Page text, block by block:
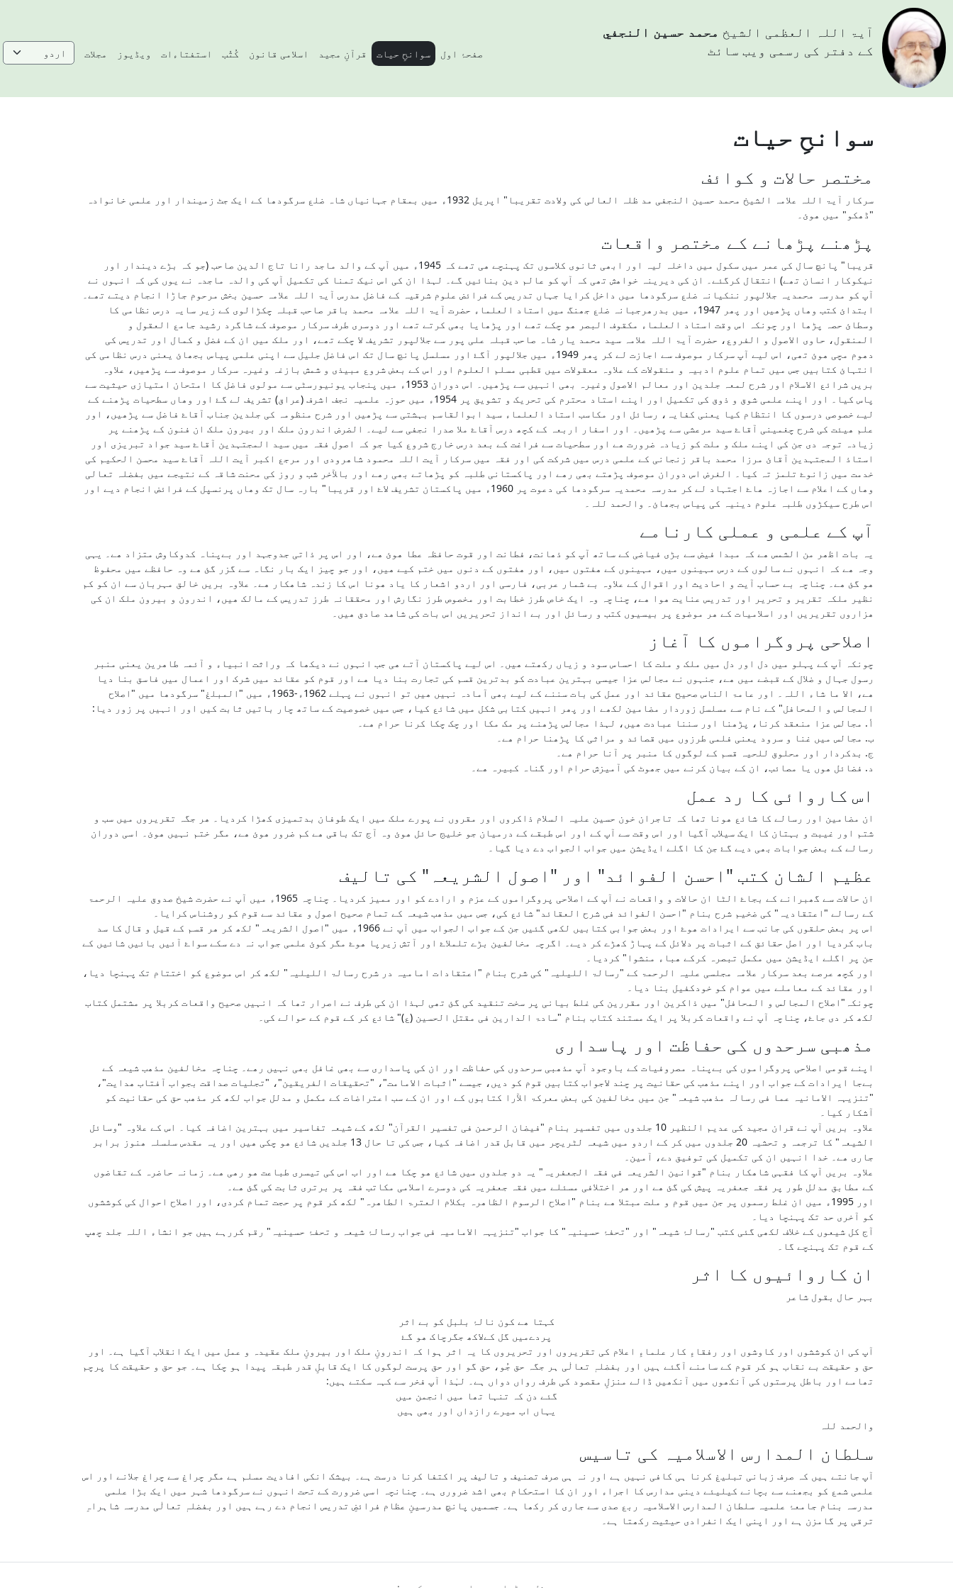
آيۃ اللہ العظمی الشيخ محمد حسین النجفي
کے دفتر کی رسمی ویب سائٹ
صفحۂ اول سوانحِ حیات قرآنِ مجید اسلامی قانون کُتُب استفتاءات ویڈیوز مجلات
سوانحِ حیات
مختصر حالات و کوائف
سرکار آیۃ اللہ علامہ الشیخ محمد حسین النجفی مد ظلہ العالی کی ولادت تقریبا" اپریل 1932ء میں بمقام جہانیاں شاہ ضلع سرگودھا کے ایک جٹ زمیندار اور علمی خانوادہ
"ڈھکو" میں ھوئ۔
پڑھنے پڑھانے کے مختصر واقعات
قریبا" پانچ سال کی عمر میں سکول میں داخلہ لیہ اور ابھی ثانوی کلاسوں تک پہنچے ھی تھے کہ 1945ء میں آپ کے والد ماجد رانا تاج الدین صاحب (جو کہ بڑے دیندار اور
نیکوکار انسان تھے) انتقال کرگئے۔ ان کی دیرینہ خواھش تھی کہ آپ کو عالم دین بنائیں گے۔ لہذا ان کی اس نیک تمنا کی تکمیل آپ کی والدہ ماجدہ نے یوں کی کہ انہوں نے
آپ کو مدرسہ محمدیہ جلالپور ننکیانہ ضلع سرگودھا میں داخل کرایا جہاں تدریس کے فرائض علوم شرقیہ کے فاضل مدرس آيۃ اللہ علامہ حسین بخش مرحوم جاڑا انجام دیتے تھے۔
ابتدائ کتب وھاں پڑھیں اور پھر 1947ء میں بدرھرجبانہ ضلع جھنگ میں استاد العلماء حضرت آیۃ اللہ علامہ محمد باقر صاحب قبلہ چکڑالوی کے زیر سایہ درس نظامی کا
وسطائ حصہ پڑھا اور چونکہ اس وقت استاد العلماء مکقوف البصر ھو چکے تھے اور پڑھایا بھی کرتے تھے اور دوسری طرف سرکار موصوف کے شاگرد رشید جامع العقول و
المنقول، حاوی الاصول و الفروع، حضرت آيۃ اللہ علامہ سید محمد یار شاہ صاحب قبلہ علی پور سے جلالپور تشریف لا چکے تھے، اور ملک میں ان کے فضل و کمال اور تدریس کی
دھوم مچی ھوئ تھی، اس لیے آپ سرکار موصوف سے اجازت لے کر پھر 1949ء میں جلالپور آگۓ اور مسلسل پانچ سال تک اس فاضل جلیل سے اپنی علمی پیاس بجھائ یعنی درس نظامی کی
انتہائ کتابیں جس میں تمام علوم ادبیہ و منقولات کے علاوہ معقولات میں قطبی مسلم العلوم اور اس کے بعض شروع مبیذی و شمش بازغہ وغیرہ سرکار موصوف سے پڑھیں، علاوہ
بریں شرائع الاسلام اور شرح لمعہ جلدین اور معالم الاصول وغیرہ بھی انہیں سے پڑھیں۔ اس دوران 1953ء میں پنجاب یونیورسٹی سے مولوی فاضل کا امتحان امتیازی حیثیت سے
پاس کیا۔ اور اپنے علمی شوق و ذوق کی تکمیل اور اپنے استاد محترم کی تحریک و تشویق پر 1954ء میں حوزہ علمیہ نجف اشرف (عراق) تشریف لے گۓ اور وھاں سطحیات پڑھنے کے
لیے خصوصی درسوں کا انتظام کیا یعنی کفایہ، رسائل اور مکاسب استاد العلماء سید ابوالقاسم بہشتی سے پڑھیں اور شرح منظومہ کی جلدین جناب آقاۓ فاضل سے پڑھیں، اور
علم ھیئت کی شرح چغمینی آقاۓ سید مرعشی سے پڑھیں۔ اور اسفار اربعہ کے کچھ درس آقاۓ ملا صدرا نجفی سے لیے۔ الضرض اندرون ملک اور بیرون ملک ان فنون کے پڑھنے پر
زیادہ توجہ دی جن کی اپنے ملک و ملت کو زیادہ ضرورت ھے اور سطحیات سے فراغت کے بعد درس خارج شروع کیا جو کہ اصول فقہ میں سید المجتہدین آقاۓ سید جواد تبریزی اور
استاذ المجتہدین آقائ مرزا محمد باقر زنجانی کے علمی درس میں شرکت کی اور فقہ میں سرکار آیت اللہ محمود شاھرودی اور مرجع اکبر آیت اللہ آقاۓ سید محسن الحکیم کی
خدمت میں زانوۓ تلمز تہ کیا۔ الغرض اس دوران موصوف پڑھتے بھی رھے اور پاکستانی طلبہ کو پڑھاتے بھی رھے اور بالآخر شب و روز کی محنت شاقہ کے نتیجے میں بفضلہ تعالی
وھاں کے اعلام سے اجازہ ھاۓ اجتہاد لے کر مدرسہ محمدیہ سرگودھا کی دعوت پر 1960ء میں پاکستان تشریف لاۓ اور قریبا" بارہ سال تک وھاں پرنسپل کے فرائض انجام دیے اور
اس طرح سیکڑوں طلبہ علوم دینیہ کی پیاس بجھائ۔ والحمد للہ۔
آپ کے علمی و عملی کارنامے
یہ بات اظھر من الشمس ھے کہ مبدا فیض سے بڑی فیاضی کے ساتھ آپ کو ذھانت، فطانت اور قوت حافظہ عطا ھوئ ھے، اور اس پر ذاتی جدوجہد اور بےپناہ کدوکاوش متزاد ھے۔ یہی
وجہ ھے کہ انہوں نے سالوں کے درس مہینوں میں، مہینوں کے ھفتوں میں، اور ھفتوں کے دنوں میں ختم کیے ھیں، اور جو چیز ایک بار نگاہ سے گزر گئ ھے وہ حافظے میں محفوظ
ھو گئ ھے۔ چناچہ بے حساب آیت و احادیث اور اقوال کے علاوہ بے شمار عربی، فارسی اور اردو اشعار کا یاد ھونا اس کا زندہ شاھکار ھے۔ علاوہ بریں خالق مہربان سے ان کو کم
نظیر ملکہ تقریر و تحریر اور تدریس عنایت ھوا ھے، چناچہ وہ ایک خاص طرز خطابت اور مخصوص طرز نگارش اور محققانہ طرز تدریس کے مالک ھیں، اندرون و بیرون ملک ان کی
ھزاروں تقریریں اور اسلامیات کے ھر مو‌ضوع پر بیسیوں کتب و رسائل اور بے انداز تحریریں اس بات کی شاھد صادق ھیں۔
اصلاحی پروگراموں کا آغاز
چونکہ آپ کے پہلو میں دل اور دل میں ملک و ملت کا احساس سود و زیاں رکھتے ھیں۔ اس لیے پاکستان آتے ھی جب انہوں نے دیکھا کہ وراثت انبیاء و آئمہ طاھرین یعنی منبر
رسول جہال و ضلال کے قبضے میں ھے، جنہوں نے مجالس عزا جیسی بہترین عبادت کو بدترین قسم کی تجارت بنا دیا ھے اور قوم کو عقائد میں شرک اور اعمال میں فاسق بنا دیا
ھے، الا ما شاء اللہ۔ اور عامۃ الناس صحیح عقائد اور عمل کی بات سننے کے لیے بھی آمادہ نہیں ھیں تو انہوں نے پہلے 1962ء-1963ء میں "المبلغ" سرگودھا میں "اصلاح
المجالس و المحافل" کے نام سے مسلسل زوردار مضامین لکھے اور پھر انہیں کتابی شکل میں شائع کیا، جس میں خصوصیت کے ساتھ چار باتیں ثابت کیں اور انہیں پر زور دیا:
أ. مجالس عزا منعقد کرنا، پڑھنا اور سننا عبادت ھیں، لہذا مجالس پڑھنے پر مک مکا اور چک چکا کرنا حرام ھے۔
ب. مجالس میں غنا و سرود یعنی فلمی طرزوں میں قصائد و مراثی کا پڑھنا حرام ھے۔
ج. بدکردار اور محلوق للحیہ قسم کے لوگوں کا منبر پر آنا حرام ھے۔
د. فضائل ھوں یا مصائب، ان کے بیان کرنے میں جھوٹ کی آمیزش حرام اور گناہ کبیرہ ھے۔
اس کاروائی کا رد عمل
ان مضامین اور رسالے کا شائع ھونا تھا کہ تاجران خون حسین علیہ السلام ذاکروں اور مقروں نے پورے ملک میں ایک طوفان بدتمیزی کھڑا کردیا۔ ھر جگہ تقریروں میں سب و
شتم اور غیبت و بہتان کا ایک سیلاب آگیا اور اس وقت سے آپ کے اور اس طبقے کے درمیان جو خلیج حائل ھوئ وہ آج تک باقی ھے کم ضرور ھوئ ھے، مگر ختم نہیں ھوئ۔ اسی دوران
رسالے کے بعض جوابات بھی دیے گۓ جن کا اگلے ایڈیشن میں جواب الجواب دے دیا گیا۔
عظیم الشان کتب "احسن الفوائد" اور "اصول الشریعہ" کی تالیف
ان حالات سے گھبرانے کے بجاۓ الٹا ان حالات و واقعات نے آپ کے اصلاحی پروگراموں کے عزم و ارادے کو اور ممیز کردیا۔ چناچہ 1965ء میں آپ نے حضرت شیخ صدوق علیہ الرحمۃ
کے رسالے "اعتقادیہ" کی ضخیم شرح بنام "احسن الفوائد فی شرح العقائد" شائع کی، جس میں مذھب شیعہ کے تمام صحیح اصول و عقائد سے قوم کو روشناس کرایا۔
اس پر بعض حلقوں کی جانب سے ایرادات ھوۓ اور بعض جوابی کتابیں لکھی گئیں جن کے جواب الجواب میں آپ نے 1966ء میں "اصول الشریعہ" لکھ کر ھر قسم کے قیل و قال کا سد
باب کردیا اور اصل حقائق کے اثبات پر دلائل کے پہاڑ کھڑے کر دیے۔ اگرچہ مخالفین بڑے تلملاۓ اور آتش زیرپا ھوۓ مگر کوئ علمی جواب نہ دے سکے سواۓ آئیں بائیں شائیں کے
جن پر اگلے ایڈیشن میں مکمل تبصرہ کرکے ھباء منشوا" کردیا۔
اور کچھ عرصے بعد سرکار علامہ مجلسی علیہ الرحمۃ کے "رسالۃ اللیلیہ" کی شرح بنام "اعتقادات امامیہ در شرح رسالۃ اللیلیہ" لکھ کر اس موضوع کو اختتام تک پہنچا دیا،
اور عقائد کے معاملے میں عوام کو خودکفیل بنا دیا۔
چونکہ"اصلاح المجالس و المحافل" میں ذاکرین اور مقررین کی غلط بیانی پر سخت تنقید کی گئ تھی لہذا ان کی طرف نے اصرار تھا کہ انہیں صحیح واقعات کربلا پر مشتمل کتاب
لکھ کر دی جاۓ، چناچہ آپ نے واقعات کربلا پر ایک مستند کتاب بنام "سادۃ الدارین فی مقتل الحسین (ع)" شائع کر کے قوم کے حوالے کی۔
مذھبی سرحدوں کی حفاظت اور پاسداری
اپنے قومی اصلاحی پروگراموں کی بےپناہ مصروفیات کے باوجود آپ مذھبی سرحدوں کی حفاظت اور ان کی پاسداری سے بھی غافل بھی نہیں رھے۔ چناچہ مخالفین مذھب شیعہ کے
بےجا ایرادات کے جواب اور اپنے مذھب کی حقانیت پر چند لاجواب کتابیں قوم کو دیں، جیسے "اثبات الامامت"، "تحقیقات الفریقین"، "تجلیات صداقت بجواب آفتاب ھدایت"،
"تنزیہہ الامانیہ عما فی رسالہ مذھب شیعہ" جن میں مخالفین کی بعض معرکۃ الآرا کتابوں کے اور ان کے سب اعتراضات کے مکمل و مدلل جواب لکھ کر مذھب حق کی حقانیت کو
آشکار کیا۔
علاوہ بریں آپ نے قران مجید کی عدیم النظیر 10 جلدوں میں تفسیر بنام "فیضان الرحمن فی تفسیر القرآن" لکھ کے شیعہ تفاسیر میں بہترین اضافہ کیا۔ اس کے علاوہ "وسائل
الشیعہ" کا ترجمہ و تحشیہ 20 جلدوں میں کر کے اردو میں شیعہ لٹریچر میں قابل قدر اضافہ کیا، جس کی تا حال 13 جلدیں شائع ھو چکی ھیں اور یہ مقدس سلسلہ ھنوز برابر
جاری ھے۔ خدا انہیں ان کی تکمیل کی توفیق دے، آمین۔
علاوہ بریں آپ کا فقہی شاھکار بنام "قوانین الشریعہ فی فقہ الجعفریہ" یہ دو جلدوں میں شائع ھو چکا ھے اور اب اس کی تیسری طباعت ھو رھی ھے۔ زمانہ حاضرہ کے تقاضوں
کے مطابق مدلل طور پر فقہ جعفریہ پیش کی گئ ھے اور ھر اختلافی مسئلے میں فقہ جعفریہ کی دوسرے اسلامی مکاتب فقہ پر برتری ثابت کی گئ ھے۔
اور 1995ء میں ان غلط رسموں پر جن میں قوم و ملت مبتلا ھے بنام "اصلاح الرسوم الظاھرہ بکلام العترۃ الطاھرہ" لکھ کر قوم پر حجت تمام کردی، اور اصلاح احوال کی کوششوں
کو آخری حد تک پہنچا دیا۔
آج کل شیعوں کے خلاف لکھی گئی کتب "رسالۂ شیعہ" اور "تحفۂ حسینیہ" کا جواب "تنزیہہ الامامیہ فی جواب رسالۂ شیعہ و تحفۂ حسینیہ" رقم کررہے ہیں جو انشاء اللہ جلد چھپ
کے قوم تک پہنچے گا۔
ان کاروائیوں کا اثر
بہر حال بقول شاعر
کہتا ھے کون نالۂ بلبل کو بے اثر
پردےمیں گل کےلاکھ جگرچاک ھو گۓ
آپ کی ان کوششوں اور کاوشوں اور رفقاءِ کار علماءِ اعلام کی تقریروں اور تحریروں کا یہ اثر ہوا کہ اندرونِ ملک اور بیرونِ ملک عقیدہ و عمل میں ایک انقلاب آگیا ہے۔ اور
حق و حقیقت بے نقاب ہو کر قوم کے سامنے آگئے ہیں اور بفضلہٖ تعالٰی ہر جگہ حق جُو، حق گو اور حق پرست لوگوں کا ایک قابلِ قدر طبقہ پیدا ہو چکا ہے۔ جو حق و حقیقت کا پرچم
تھامے اور باطل پرستوں کی آنکھوں میں آنکھیں ڈالے منزلِ مقصود کی طرف رواں دواں ہے۔ لہٰذا آپ فخر سے کہہ سکتے ہیں:
گئے دن کہ تنہا تھا میں انجمن میں
یہاں اب میرے رازداں اور بھی ہیں
والحمد للہ
سلطان المدارس الاسلامیہ کی تاسیس
آپ جانتے ہیں کہ صرف زبانی تبلیغ کرنا ہی کافی نہیں ہے اور نہ ہی صرف تصنیف و تالیف پر اکتفا کرنا درست ہے۔ بیشک انکی افادیت مسلم ہے مگر چراغ سے چراغ جلانے اور اس
علمی شمع کو بجھنے سے بچانے کیلیئے دینی مدارس کا اجراء اور ان کا استحکام بھی اشد ضروری ہے۔ چنانچہ اسی ضرورت کے تحت انہوں نے سرگودھا شہر میں ایک بڑا علمی
مدرسہ بنام جامعۂ علمیہ سلطان المدارس الاسلامیہ ربع صدی سے جاری کر رکھا ہے۔ جسمیں پانچ مدرسینِ عظام فرائضِ تدریس انجام دے رہے ہیں اور بفضلہٖ تعالٰی مدرسہ شاہراہِ
ترقی پر گامزن ہے اور اپنی ایک انفرادی حیثیت رکھتا ہے۔